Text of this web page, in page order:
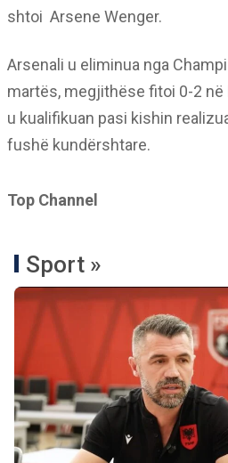
shtoi Arsene Wenger.
Arsenali u eliminua nga
martës, megjithëse fitoi 0-2
u kualifikuan pasi kishin
fushë kundërshtare.
Top Channel
Sport »